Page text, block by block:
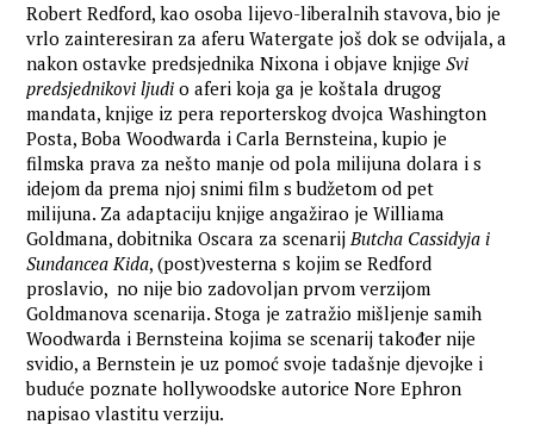
Robert Redford, kao osoba lijevo-liberalnih stavova, bio je
vrlo zainteresiran za aferu Watergate još dok se odvijala, a
nakon ostavke predsjednika Nixona i objave knjigeSvi
predsjednikovi ljudi o aferi koja ga je koštala drugog
mandata, knjige iz pera reporterskog dvojca Washington
Posta, Boba Woodwarda i Carla Bernsteina, kupio je
filmska prava za nešto manje od pola milijuna dolara i s
idejom da prema njoj snimi film s budžetom od pet
milijuna. Za adaptaciju knjige angažirao je Williama
Goldmana, dobitnika Oscara za scenarijButcha Cassidyja i
Sundancea Kida, (post)vesterna s kojim se Redford
proslavio, no nije bio zadovoljan prvom verzijom
Goldmanova scenarija. Stoga je zatražio mišljenje samih
Woodwarda i Bernsteina kojima se scenarij također nije
svidio, a Bernstein je uz pomoć svoje tadašnje djevojke i
buduće poznate hollywoodske autorice Nore Ephron
napisao vlastitu verziju.